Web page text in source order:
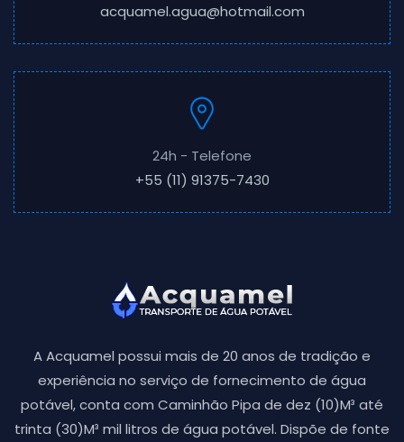
acquamel.agua@hotmail.com
24h - Telefone
+55 (11) 91375-7430
A Acquamel possui mais de 20 anos de tradição e
experiência no serviço de fornecimento de água
potável, conta com Caminhão Pipa de dez (10)M³ até
trinta (30)M³ mil litros de água potável. Dispõe de fonte